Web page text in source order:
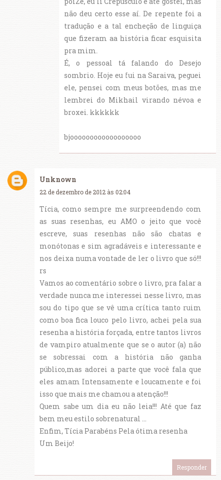
não deu certo esse aí. De repente foi a
tradução e a tal encheção de linguiça
que fizeram aa história ficar esquisita
pra mim.
É, o pessoal tá falando do Desejo
sombrio. Hoje eu fui na Saraiva, peguei
ele, pensei com meus botões, mas me
lembrei do Mikhail virando névoa e
broxei. kkkkkk
bjoooooooooooooooooo
Unknown
22 de dezembro de 2012 às 02:04
Tícia, como sempre me surpreendendo com
as suas resenhas, eu AMO o jeito que você
escreve, suas resenhas não são chatas e
monótonas e sim agradáveis e interessante e
nos deixa numa vontade de ler o livro que só!!!
rs
Vamos ao comentário sobre o livro, pra falar a
verdade nunca me interessei nesse livro, mas
sou do tipo que se vê uma crítica tanto ruim
como boa fica louco pelo livro, achei pela sua
resenha a história forçada, entre tantos livros
de vampiro atualmente que se o autor (a) não
se sobressai com a história não ganha
público,mas adorei a parte que você fala que
eles amam Intensamente e loucamente e foi
isso que mais me chamou a atenção!!!
Quem sabe um dia eu não leia!!! Até que faz
bem meu estilo sobrenatural ...
Enfim, Tícia Parabéns Pela ótima resenha
Um Beijo!
Responder